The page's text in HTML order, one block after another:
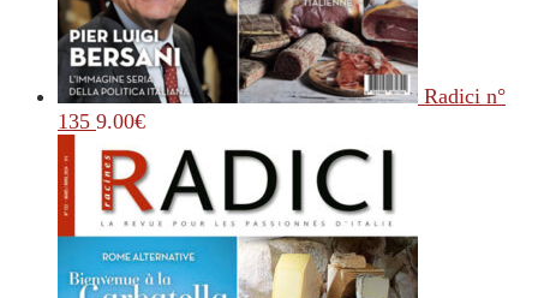
Radici n°
135 9.00€